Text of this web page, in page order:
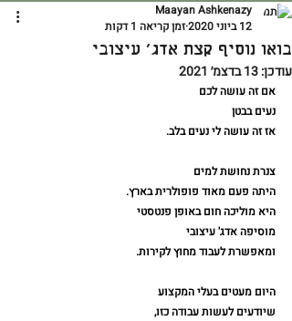
בואו נוסיף קצת אדג' עיצובי
Maayan Ashkenazy
12 ביוני 2020
זמן קריאה 1 דקות
עודכן:13 בדצמ׳ 2021
אם זה עושה לכם⁠
נעים בבטן⁠
אז זה עושה לי נעים בלב.⁠
צנרת נחושת למים ⁠
היתה פעם מאוד פופולרית בארץ.⁠
היא מוליכה חום באופן פנטסטי⁠
מוסיפה אדג' עיצובי⁠
ומאפשרת לעבוד מחוץ לקירות.⁠
היום מעטים בעלי המקצוע⁠
שיודעים לעשות עבודה כזו,⁠